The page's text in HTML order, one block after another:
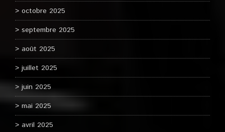
octobre 2025
septembre 2025
août 2025
juillet 2025
juin 2025
mai 2025
avril 2025